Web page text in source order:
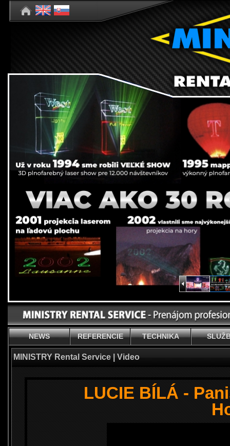
NEWS REFERENCIE TECHNIKA
MINISTRY Rental Service | Video
LUCIE BÍLÁ -